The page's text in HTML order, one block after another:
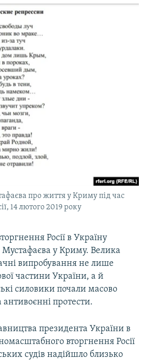
про життя у Криму під час
14 лютого 2019 року
Росії в Україну
Мустафаєва у Криму. Велика
випробування не лише
частини України, а й
силовики почали масово
антивоєнні протести.
президента України в
вторгнення Росії
судів надійшло близько